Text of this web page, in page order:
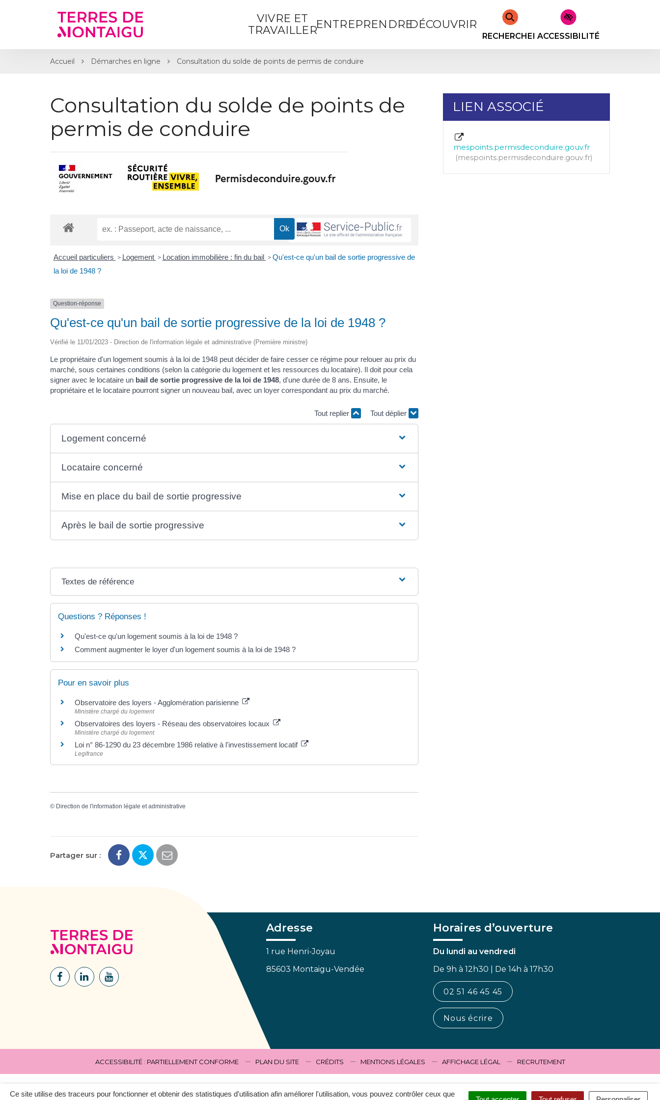
Ce site utilise des traceurs pour fonctionner et obtenir des statistiques d'utilisation afin améliorer l'utilisation, vous pouvez contrôler ceux que
VIVRE ET
TRAVAILLERENTREPRENDREDÉCOUVRIR
RECHERCHERACCESSIBILITÉ
Accueil Démarches en ligne Consultation du solde de points de permis de conduire
Consultation du solde de points de
permis de conduire
Accueil particuliers > Logement > Location immobilière : fin du bail > Qu'est-ce qu'un bail de sortie progressive de
la loi de 1948 ?
Question-réponse
Qu'est-ce qu'un bail de sortie progressive de la loi de 1948 ?
Vérifié le 11/01/2023 - Direction de l'information légale et administrative (Première ministre)
Le propriétaire d'un logement soumis à la loi de 1948 peut décider de faire cesser ce régime pour relouer au prix du
marché, sous certaines conditions (selon la catégorie du logement et les ressources du locataire). Il doit pour cela
signer avec le locataire un bail de sortie progressive de la loi de 1948, d'une durée de 8 ans. Ensuite, le
propriétaire et le locataire pourront signer un nouveau bail, avec un loyer correspondant au prix du marché.
Tout replier Tout déplier
Logement concerné
Locataire concerné
Mise en place du bail de sortie progressive
Après le bail de sortie progressive
Textes de référence
Questions ? Réponses !
Qu'est-ce qu'un logement soumis à la loi de 1948 ?
Comment augmenter le loyer d'un logement soumis à la loi de 1948 ?
Pour en savoir plus
Observatoire des loyers - Agglomération parisienne
Ministère chargé du logement
Observatoires des loyers - Réseau des observatoires locaux
Ministère chargé du logement
Loi n° 86-1290 du 23 décembre 1986 relative à l'investissement locatif
Legifrance
© Direction de l'information légale et administrative
LIEN ASSOCIÉ
mespoints.permisdeconduire.gouv.fr
mespoints.permisdeconduire.gouv.fr
Partager sur :
Lien
Lien
Lien
Adresse
1 rue Henri-Joyau
85603 Montaigu-Vendée
Horaires d’ouverture
Du lundi au vendredi
De 9h à 12h30 | De 14h à 17h30
02 51 46 45 45
Nous écrire
ACCESSIBILITÉ : PARTIELLEMENT CONFORME PLAN DU SITE CRÉDITS MENTIONS LÉGALES AFFICHAGE LÉGAL RECRUTEMENT